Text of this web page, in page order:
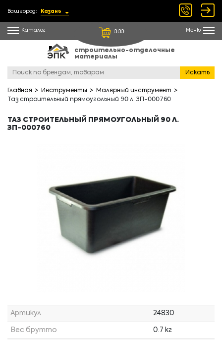
Ваш город: Казань
Каталог 0.00 Меню
строительно-отделочные
материалы
Искать
Главная Инструменты
Малярный инструмент
Таз строительный прямоугольный 90 л. ЗП-000760
ТАЗ СТРОИТЕЛЬНЫЙ ПРЯМОУГОЛЬНЫЙ 90 Л.
ЗП-000760
Артикул 24830
Вес брутто 0.7 кг